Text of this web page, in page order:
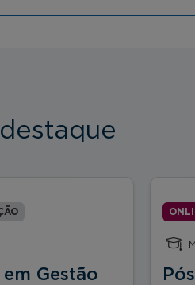
Gestão